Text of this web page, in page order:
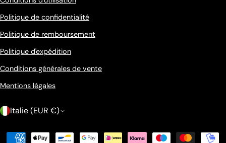
Politique de confidentialité
Politique de remboursement
Politique d'expédition
Conditions générales de vente
Mentions légales
P
Italie (EUR €)
Méthodes